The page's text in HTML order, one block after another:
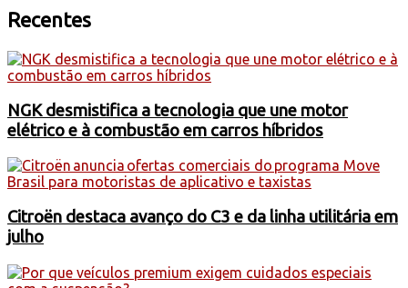
Recentes
NGK desmistifica a tecnologia que une motor
elétrico e à combustão em carros híbridos
Citroën destaca avanço do C3 e da linha utilitária em
julho